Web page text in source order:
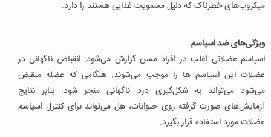
میکروب‌های خطرناک که دلیل مسمویت غذایی هستند را دارد.
ویژگی‌های ضد اسپاسم
اسپاسم عضلانی اغلب در افراد مسن گزارش می‌شود. انقباض ناگهانی در
عضلات این اسپاسم ها را موجب می‌شوند. هنگامی که عضله منقبض
می‌شود می‌تواند به شکل‌گیری درد ناگهانی منجر شود. بنابر نتایج
آزمایش‌های صورت گرفته روی حیوانات، هل می‌تواند برای کنترل اسپاسم
عضلات مورد استفاده قرار بگیرد.